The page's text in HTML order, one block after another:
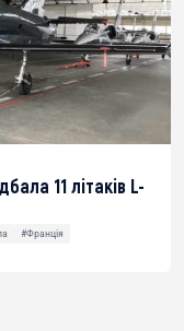
11 літаків L-
#Франція